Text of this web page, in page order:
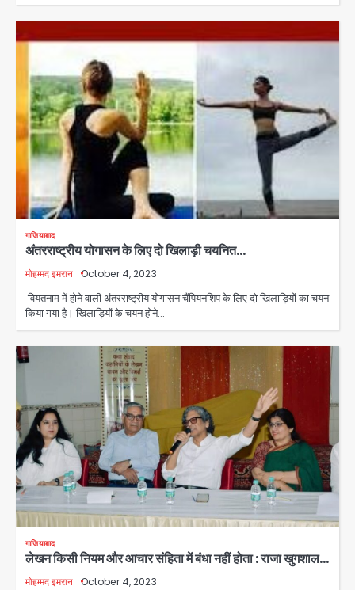
गाजियाबाद
अंतरराष्ट्रीय योगासन के लिए दो खिलाड़ी चयनित…
मोहम्मद इमरान October 4, 2023
वियतनाम में होने वाली अंतरराष्ट्रीय योगासन चैंपियनशिप के लिए दो खिलाड़ियों का चयन
किया गया है। खिलाड़ियों के चयन होने…
गाजियाबाद
लेखन किसी नियम और आचार संहिता में बंधा नहीं होता : राजा खुगशाल…
मोहम्मद इमरान October 4, 2023